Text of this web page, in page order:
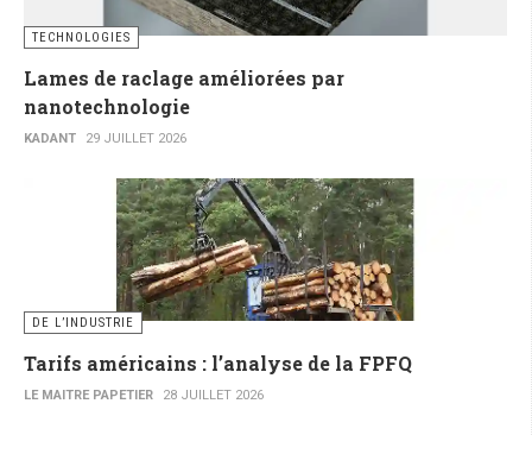
TECHNOLOGIES
Lames de raclage améliorées par
nanotechnologie
KADANT 29 JUILLET 2026
DE L’INDUSTRIE
Tarifs américains : l’analyse de la FPFQ
LE MAITRE PAPETIER 28 JUILLET 2026